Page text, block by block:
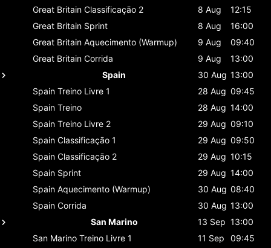
Great Britain Classificaçāo 2 8 Aug
12:15
Great Britain Sprint 8 Aug
16:00
Great Britain Aquecimento (Warmup) 9 Aug
09:40
Great Britain Corrida 9 Aug
13:00
Spain
30 Aug 13:00
Spain Treino Livre 1 28 Aug 09:45
Spain Treino 28 Aug 14:00
Spain Treino Livre 2 29 Aug 09:10
Spain Classificaçāo 1 29 Aug 09:50
Spain Classificaçāo 2 29 Aug 10:15
Spain Sprint 29 Aug 14:00
Spain Aquecimento (Warmup) 30 Aug 08:40
Spain Corrida 30 Aug 13:00
San Marino
13 Sep 13:00
San Marino Treino Livre 1 11 Sep
09:45